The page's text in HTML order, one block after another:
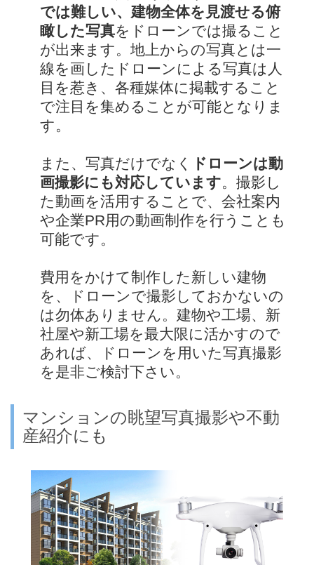
では難しい、建物全体を見渡せる俯
瞰した写真をドローンでは撮ること
が出来ます。地上からの写真とは一
線を画したドローンによる写真は人
目を惹き、各種媒体に掲載すること
で注目を集めることが可能となりま
す。
また、写真だけでなく
ドローンは動
画撮影にも対応しています。撮影し
た動画を活用することで、会社案内
や企業PR用の動画制作を行うことも
可能です。
費用をかけて制作した新しい建物
を、ドローンで撮影しておかないの
は勿体ありません。建物や工場、新
社屋や新工場を最大限に活かすので
あれば、ドローンを用いた写真撮影
を是非ご検討下さい。
マンションの眺望写真撮影や不動
産紹介にも